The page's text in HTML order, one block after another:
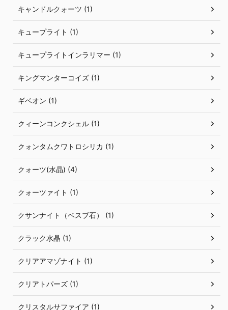
キャンドルクォーツ (1)
キュープライト (1)
キュープライトインラリマー (1)
キングマンターコイズ (1)
ギベオン (1)
クィーンコンクシェル (1)
クォンタムクワトロシリカ (1)
クォーツ(水晶) (4)
クォーツァイト (1)
クサンナイト（ベスブ石） (1)
クラック水晶 (1)
クリアアマゾナイト (1)
クリアトパーズ (1)
クリスタルサファイア (1)